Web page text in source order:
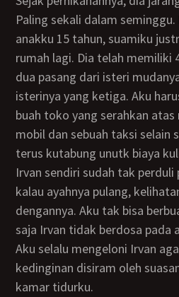
Paling sekali dalam
anakku 15 tahun, suamiku
rumah lagi. Dia telah memiliki
dua pasang dari isteri
isterinya yang ketiga. Aku
buah toko yang serahkan
mobil dan sebuah taksi selain
terus kutabung unutk biaya
Irvan sendiri sudah tak perduli pada ayahnya. Malah,
kalau ayahnya pulang,
dengannya. Aku tak bisa
saja Irvan tidak berdosa pada
Aku selalu mengeloni Irvan
kedinginan disiram oleh
kamar tidurku.